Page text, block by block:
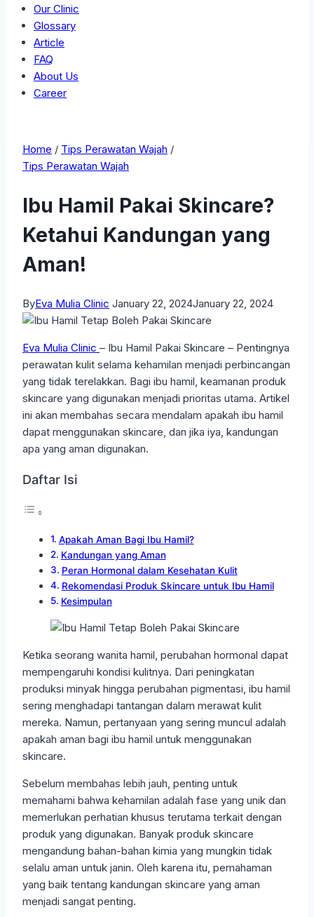
Our Clinic
Glossary
Article
FAQ
About Us
Career
Home / Tips Perawatan Wajah /
Tips Perawatan Wajah
Ibu Hamil Pakai Skincare?
Ketahui Kandungan yang
Aman!
ByEva Mulia Clinic January 22, 2024January 22, 2024
Eva Mulia Clinic – Ibu Hamil Pakai Skincare – Pentingnya
perawatan kulit selama kehamilan menjadi perbincangan
yang tidak terelakkan. Bagi ibu hamil, keamanan produk
skincare yang digunakan menjadi prioritas utama. Artikel
ini akan membahas secara mendalam apakah ibu hamil
dapat menggunakan skincare, dan jika iya, kandungan
apa yang aman digunakan.
Daftar Isi
Apakah Aman Bagi Ibu Hamil?
Kandungan yang Aman
Peran Hormonal dalam Kesehatan Kulit
Rekomendasi Produk Skincare untuk Ibu Hamil
Kesimpulan
Ketika seorang wanita hamil, perubahan hormonal dapat
mempengaruhi kondisi kulitnya. Dari peningkatan
produksi minyak hingga perubahan pigmentasi, ibu hamil
sering menghadapi tantangan dalam merawat kulit
mereka. Namun, pertanyaan yang sering muncul adalah
apakah aman bagi ibu hamil untuk menggunakan
skincare.
Sebelum membahas lebih jauh, penting untuk
memahami bahwa kehamilan adalah fase yang unik dan
memerlukan perhatian khusus terutama terkait dengan
produk yang digunakan. Banyak produk skincare
mengandung bahan-bahan kimia yang mungkin tidak
selalu aman untuk janin. Oleh karena itu, pemahaman
yang baik tentang kandungan skincare yang aman
menjadi sangat penting.